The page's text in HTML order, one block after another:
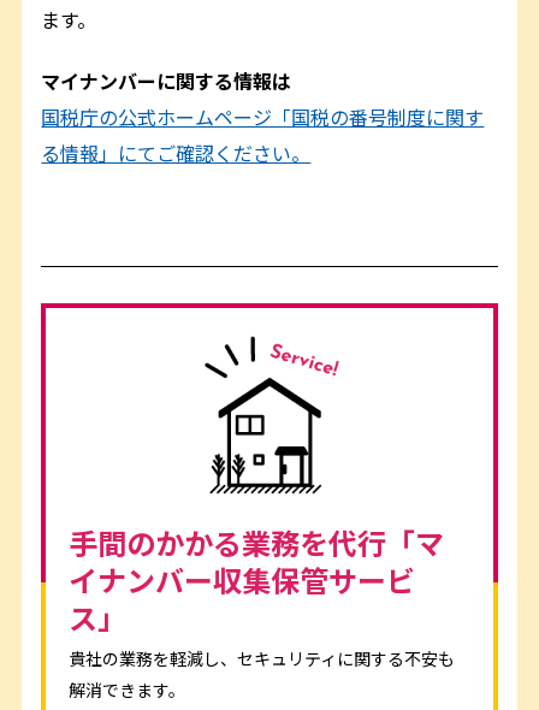
ます。
マイナンバーに関する情報は
国税庁の公式ホームページ「国税の番号制度に関す
る情報」にてご確認ください。
手間のかかる業務を代行「マ
イナンバー収集保管サービ
ス」
貴社の業務を軽減し、セキュリティに関する不安も
解消できます。